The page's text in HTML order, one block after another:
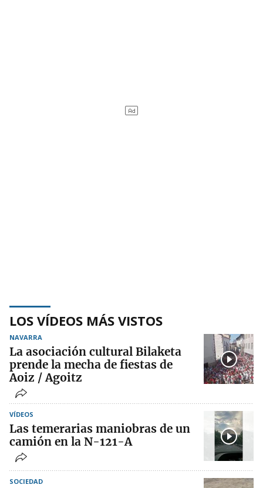
LOS VÍDEOS MÁS VISTOS
NAVARRA
La asociación cultural Bilaketa
prende la mecha de fiestas de
Aoiz / Agoitz
VÍDEOS
Las temerarias maniobras de un
camión en la N-121-A
SOCIEDAD